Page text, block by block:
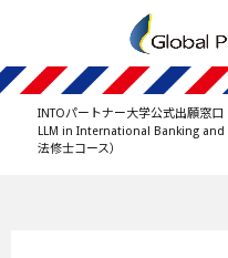
INTOパートナー大学公式出願窓
LLM in International Banking and
法修士コース）